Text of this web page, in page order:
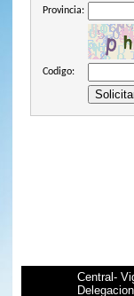
Provincia:
Codigo:
Central-